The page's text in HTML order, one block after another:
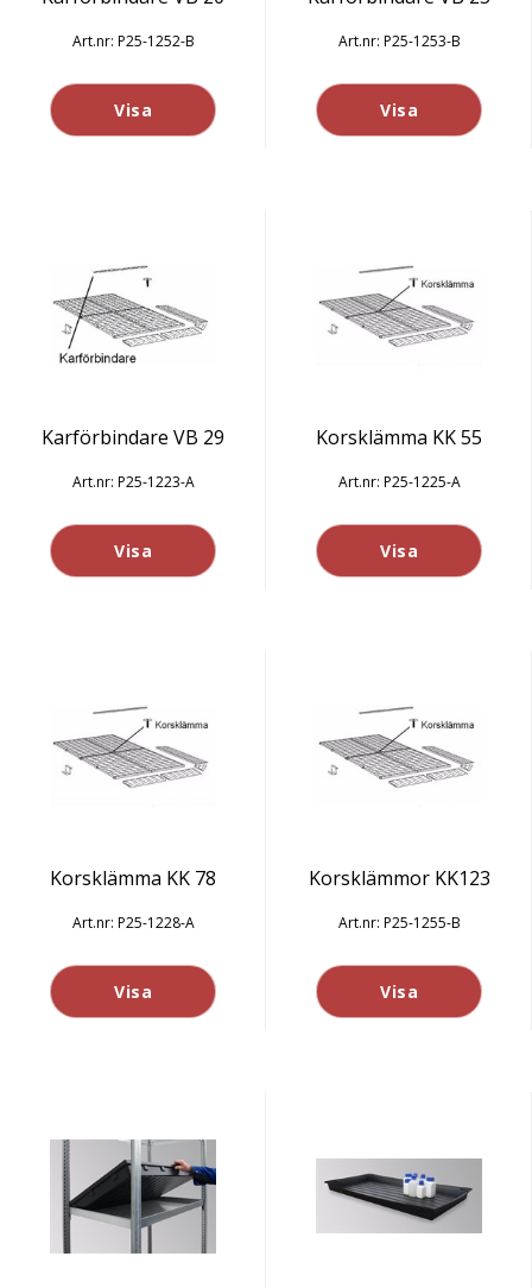
P25-1252-B
Visa
P25-1253-B
Visa
Karförbindare VB 29
P25-1223-A
Visa
Korsklämma KK 55
P25-1225-A
Visa
Korsklämma KK 78
P25-1228-A
Visa
Korsklämmor KK123
P25-1255-B
Visa